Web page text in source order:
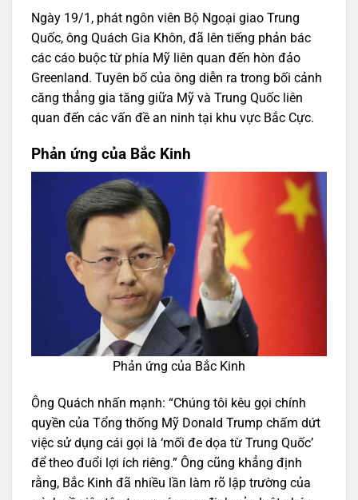
Ngày 19/1, phát ngôn viên Bộ Ngoại giao Trung
Quốc, ông Quách Gia Khôn, đã lên tiếng phản bác
các cáo buộc từ phía Mỹ liên quan đến hòn đảo
Greenland. Tuyên bố của ông diễn ra trong bối cảnh
căng thẳng gia tăng giữa Mỹ và Trung Quốc liên
quan đến các vấn đề an ninh tại khu vực Bắc Cực.
Phản ứng của Bắc Kinh
Phản ứng của Bắc Kinh
Ông Quách nhấn mạnh: “Chúng tôi kêu gọi chính
quyền của Tổng thống Mỹ Donald Trump chấm dứt
việc sử dụng cái gọi là ‘mối đe dọa từ Trung Quốc’
để theo đuổi lợi ích riêng.” Ông cũng khẳng định
rằng, Bắc Kinh đã nhiều lần làm rõ lập trường của